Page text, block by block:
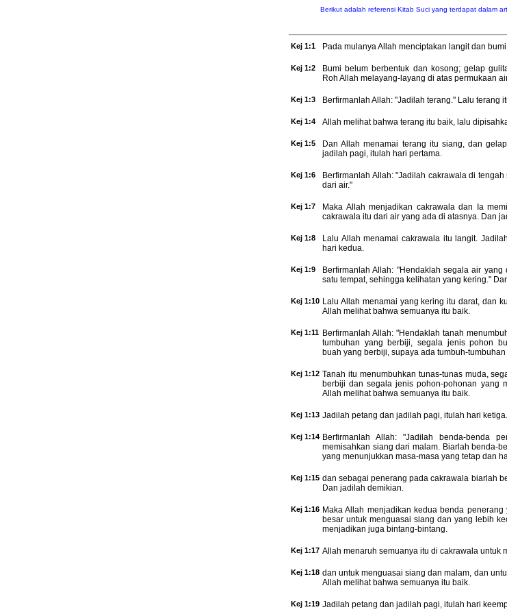
Berikut adalah referensi Kitab Suci yang terdapat dalam
Kej 1:1 Pada mulanya Allah menciptakan langit dan
Kej 1:2
Bumi belum berbentuk dan kosong; gelap
Roh Allah melayang-layang di atas permukaan
Kej 1:3 Berfirmanlah Allah: "Jadilah terang." Lalu terang
Kej 1:4 Allah melihat bahwa terang itu baik, lalu
Kej 1:5
Dan Allah menamai terang itu siang, dan
jadilah pagi, itulah hari pertama.
Kej 1:6
Berfirmanlah Allah: "Jadilah cakrawala di
dari air."
Kej 1:7
Maka Allah menjadikan cakrawala dan Ia
cakrawala itu dari air yang ada di atasnya. Dan
Kej 1:8
Lalu Allah menamai cakrawala itu langit.
hari kedua.
Kej 1:9
Berfirmanlah Allah: "Hendaklah segala air
satu tempat, sehingga kelihatan yang kering."
Kej 1:10 Lalu Allah menamai yang kering itu darat, dan
Allah melihat bahwa semuanya itu baik.
Kej 1:11 Berfirmanlah Allah: "Hendaklah tanah
tumbuhan yang berbiji, segala jenis pohon
buah yang berbiji, supaya ada tumbuh-
Kej 1:12 Tanah itu menumbuhkan tunas-tunas muda,
berbiji dan segala jenis pohon-pohonan yang
Allah melihat bahwa semuanya itu baik.
Kej 1:13 Jadilah petang dan jadilah pagi, itulah hari ketiga.
Kej 1:14 Berfirmanlah Allah: "Jadilah benda-benda
memisahkan siang dari malam. Biarlah benda-
yang menunjukkan masa-masa yang tetap dan
Kej 1:15 dan sebagai penerang pada cakrawala biarlah
Dan jadilah demikian.
Kej 1:16 Maka Allah menjadikan kedua benda
besar untuk menguasai siang dan yang lebih
menjadikan juga bintang-bintang.
Kej 1:17 Allah menaruh semuanya itu di cakrawala untuk
Kej 1:18 dan untuk menguasai siang dan malam, dan
Allah melihat bahwa semuanya itu baik.
Kej 1:19 Jadilah petang dan jadilah pagi, itulah hari